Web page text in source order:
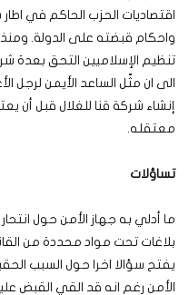
اقتصاديات الحزب الحاكم في
واحكام قبضته على الدولة. ومنذ
تنظيم الإسلاميين التحق بعدة
الى ان مثّل الساعد الأيمن
إنشاء شركة قنا للغلال قبل أن
معتقله.
تساؤلات
ما أدلي به جهاز الأمن حول
بلاغات تحت مواد محددة من
يفتح سؤالا اخرا حول السبب
الأمن رغم انه قد القي القبض